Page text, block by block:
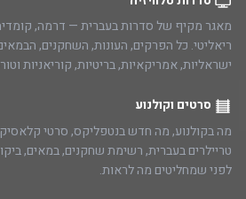
מאגר מקיף של סדרות בעברית — דרמה,
ריאליטי. כל הפרקים, העונות, השחקנים,
ישראליות, אמריקאיות, בריטיות, קוריאניות
סרטים וקולנוע
מה בקולנוע, מה חדש בנטפליקס, סרטי
טריילרים בעברית, רשימת שחקנים, במאים,
לפני שמחליטים מה לראות.